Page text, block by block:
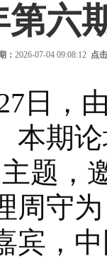
第六
： 2026-07-04 09:08:12 点
，由
本期
题，
周守
宾，